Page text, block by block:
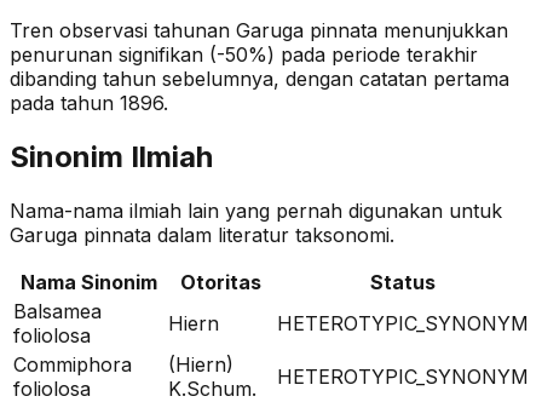
Tren observasi tahunan Garuga pinnata menunjukkan
penurunan signifikan (-50%) pada periode terakhir
dibanding tahun sebelumnya, dengan catatan pertama
pada tahun 1896.
Sinonim Ilmiah
Nama-nama ilmiah lain yang pernah digunakan untuk
Garuga pinnata dalam literatur taksonomi.
Nama Sinonim
Otoritas
Status
Balsamea
foliolosa
Hiern
HETEROTYPIC_SYNONYM
Commiphora
foliolosa
(Hiern)
K.Schum.
HETEROTYPIC_SYNONYM